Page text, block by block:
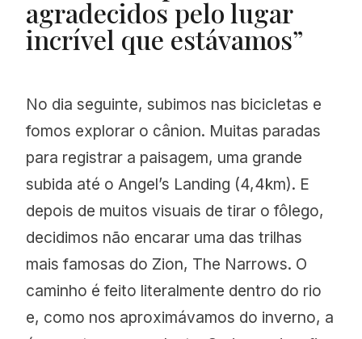
agradecidos pelo lugar
incrível que estávamos”
No dia seguinte, subimos nas bicicletas e
fomos explorar o cânion. Muitas paradas
para registrar a paisagem, uma grande
subida até o Angel’s Landing (4,4km). E
depois de muitos visuais de tirar o fôlego,
decidimos não encarar uma das trilhas
mais famosas do Zion, The Narrows. O
caminho é feito literalmente dentro do rio
e, como nos aproximávamos do inverno, a